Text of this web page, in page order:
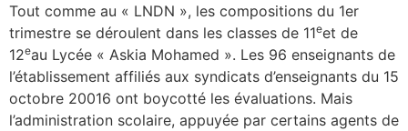
Tout comme au « LNDN », les compositions du 1er
trimestre se déroulent dans les classes de 11eet de
12eau Lycée « Askia Mohamed ». Les 96 enseignants de
l’établissement affiliés aux syndicats d’enseignants du 15
octobre 20016 ont boycotté les évaluations. Mais
l’administration scolaire, appuyée par certains agents de